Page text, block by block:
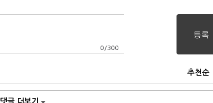
0 /300
추천순
댓글 더보기